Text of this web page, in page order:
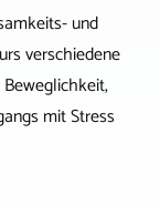
und
verschiedene
mit Stress